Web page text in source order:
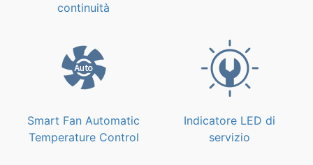
continuità
Smart Fan Automatic
Temperature Control
Indicatore LED di
servizio